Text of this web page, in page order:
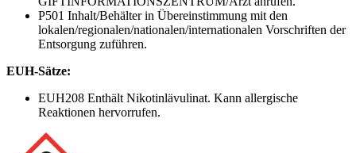
P501 Inhalt/Behälter in Übereinstimmung mit den
lokalen/regionalen/nationalen/internationalen Vorschriften der
Entsorgung zuführen.
EUH-Sätze:
EUH208 Enthält Nikotinlävulinat. Kann allergische
Reaktionen hervorrufen.